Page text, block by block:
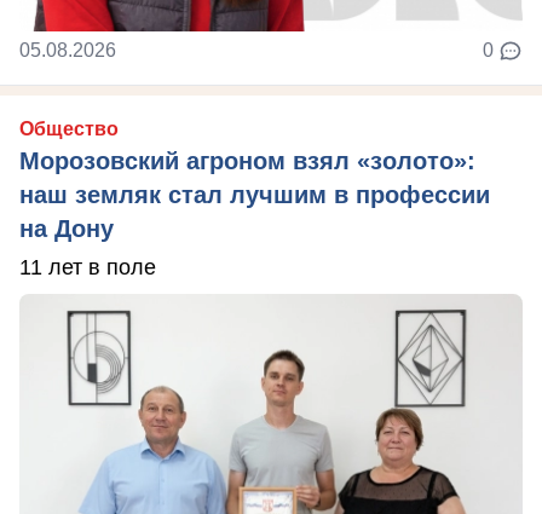
05.08.2026 0
Общество
Морозовский агроном взял «золото»:
наш земляк стал лучшим в профессии
на Дону
11 лет в поле